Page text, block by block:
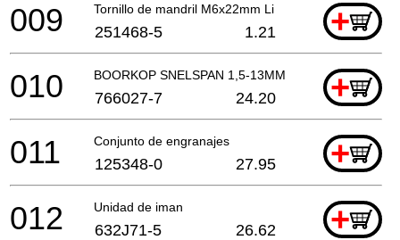
Tornillo de mandril M6x22mm Li +
009 251468-5 1.21
BOORKOP SNELSPAN 1,5-13MM +
010 766027-7 24.20
Conjunto de engranajes +
011 125348-0 27.95
Unidad de iman +
012 632J71-5 26.62